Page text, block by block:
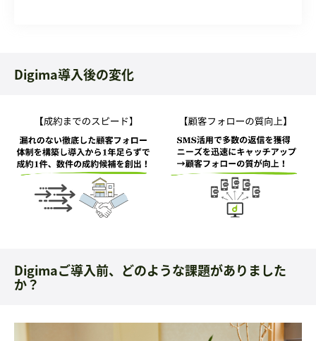
Digima導入後の変化
Digimaご導入前、どのような課題がありました
か？